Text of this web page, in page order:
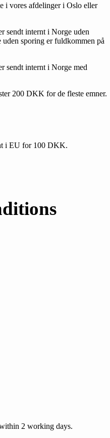
i vores afdelinger i Oslo eller
sendt internt i Norge uden
sporing er fuldkommen på
sendt internt i Norge med
200 DKK for de fleste emner.
i EU for 100 DKK.
2 working days.